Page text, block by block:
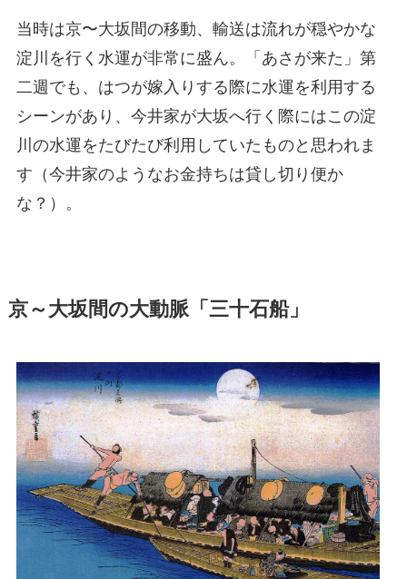
当時は京〜大坂間の移動、輸送は流れが穏やかな
淀川を行く水運が非常に盛ん。「あさが来た」第
二週でも、はつが嫁入りする際に水運を利用する
シーンがあり、今井家が大坂へ行く際にはこの淀
川の水運をたびたび利用していたものと思われま
す（今井家のようなお金持ちは貸し切り便か
な？）。
京～大坂間の大動脈「三十石船」